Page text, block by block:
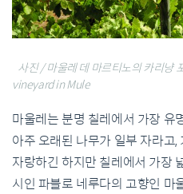
사진 / 마울레 데 마르티노의 카리냥
vineyard in Mule
마울레는 분명 칠레에서 가장 유
아주 오래된 나무가 일부 자라고
자랑하긴 하지만 칠레에서 가장
시인 파블로 네루다의 고향인 마